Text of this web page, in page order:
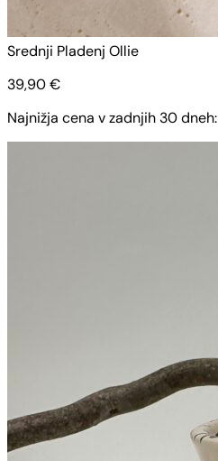
Srednji Pladenj Ollie
39,90€
Najnižja cena v zadnjih 30 dneh: